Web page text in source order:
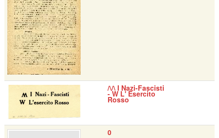
/\/\ I Nazi-Fascisti
- W L' Esercito
Rosso
0